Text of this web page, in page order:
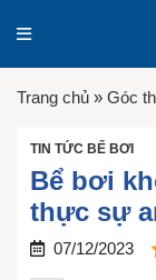
Trang chủ » Góc
TIN TỨC BỂ BƠI
Bể bơi
thực sự
07/12/2023